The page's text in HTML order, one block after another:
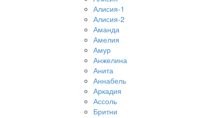
Алисия-1
Алисия-2
Аманда
Амелия
Амур
Анжелина
Анита
Аннабель
Аркадия
Ассоль
Бритни